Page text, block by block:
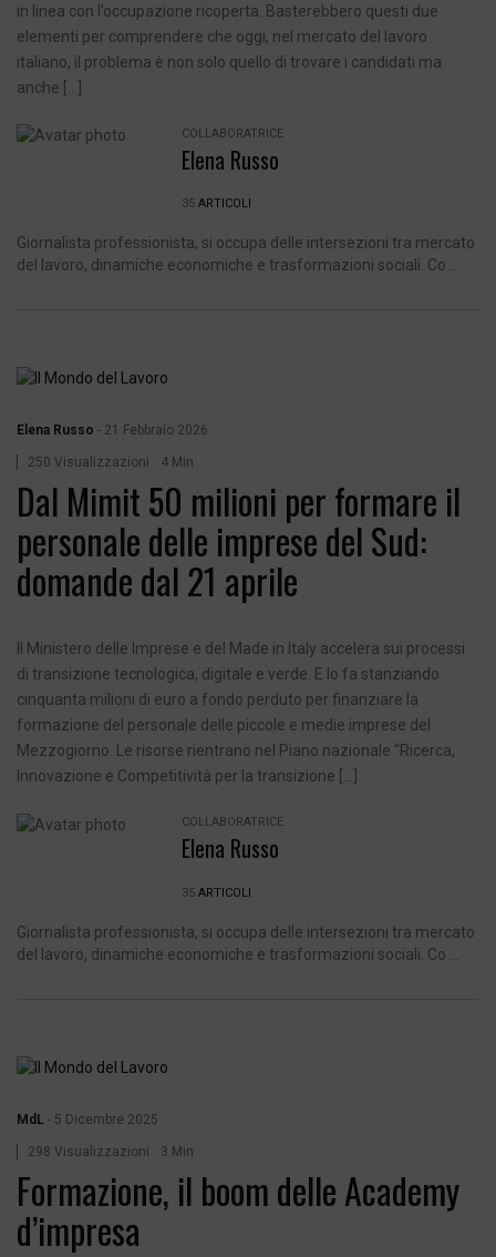
in linea con l’occupazione ricoperta. Basterebbero questi due
elementi per comprendere che oggi, nel mercato del lavoro
italiano, il problema è non solo quello di trovare i candidati ma
anche […]
COLLABORATRICE
Elena Russo
35 ARTICOLI
Giornalista professionista, si occupa delle intersezioni tra mercato
del lavoro, dinamiche economiche e trasformazioni sociali. Co ...
Elena Russo - 21 Febbraio 2026
250 Visualizzazioni 4 Min
Dal Mimit 50 milioni per formare il
personale delle imprese del Sud:
domande dal 21 aprile
Il Ministero delle Imprese e del Made in Italy accelera sui processi
di transizione tecnologica, digitale e verde. E lo fa stanziando
cinquanta milioni di euro a fondo perduto per finanziare la
formazione del personale delle piccole e medie imprese del
Mezzogiorno. Le risorse rientrano nel Piano nazionale “Ricerca,
Innovazione e Competitività per la transizione […]
COLLABORATRICE
Elena Russo
35 ARTICOLI
Giornalista professionista, si occupa delle intersezioni tra mercato
del lavoro, dinamiche economiche e trasformazioni sociali. Co ...
MdL - 5 Dicembre 2025
298 Visualizzazioni 3 Min
Formazione, il boom delle Academy
d’impresa